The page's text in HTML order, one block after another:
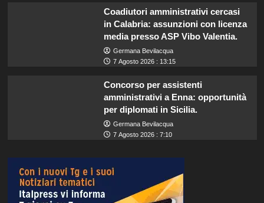
Coadiutori amministrativi cercasi
in Calabria: assunzioni con licenza
media presso ASP Vibo Valentia.
Germana Bevilacqua
7 Agosto 2026 : 13:15
Concorso per assistenti
amministrativi a Enna: opportunità
per diplomati in Sicilia.
Germana Bevilacqua
7 Agosto 2026 : 7:10